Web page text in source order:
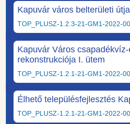
Kapuvár város belterületi
TOP_PLUSZ-1.2.3-21-GM1-2022-
Kapuvár Város
rekonstrukciója I. ütem
TOP_PLUSZ-1.2.1-21-GM1-2022-
Élhető településfejlesztés
TOP_PLUSZ-1.2.1-21-GM1-2022-